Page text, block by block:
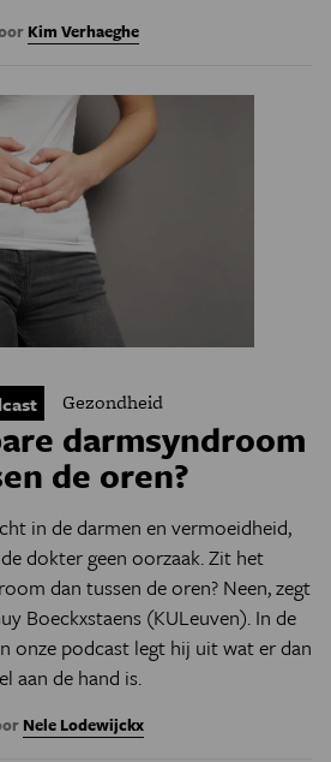
Kim Verhaeghe
Gezondheid
darmsyndroom
de oren?
in de darmen en vermoeidheid,
dokter geen oorzaak. Zit het
dan tussen de oren? Neen, zegt
Boeckxstaens (KULeuven). In de
onze podcast legt hij uit wat er dan
aan de hand is.
Nele Lodewijckx